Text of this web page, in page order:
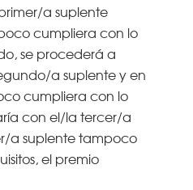
a suplente
cumpliera con lo
se procederá a
a suplente y en
cumpliera con lo
con el/la tercer/a
a suplente tampoco
el premio